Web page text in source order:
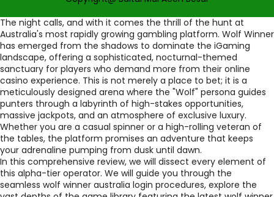
The night calls, and with it comes the thrill of the hunt at
Australia's most rapidly growing gambling platform. Wolf Winner
has emerged from the shadows to dominate the iGaming
landscape, offering a sophisticated, nocturnal-themed
sanctuary for players who demand more from their online
casino experience. This is not merely a place to bet; it is a
meticulously designed arena where the "Wolf" persona guides
punters through a labyrinth of high-stakes opportunities,
massive jackpots, and an atmosphere of exclusive luxury.
Whether you are a casual spinner or a high-rolling veteran of
the tables, the platform promises an adventure that keeps
your adrenaline pumping from dusk until dawn.
In this comprehensive review, we will dissect every element of
this alpha-tier operator. We will guide you through the
seamless wolf winner australia login procedures, explore the